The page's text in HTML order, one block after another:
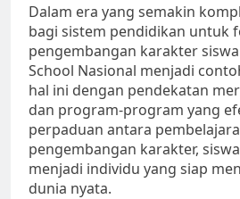
Dalam era yang semakin
bagi sistem pendidikan untuk
pengembangan karakter
School Nasional menjadi
hal ini dengan pendekatan
dan program-program yang
perpaduan antara
pengembangan karakter,
menjadi individu yang siap
dunia nyata.